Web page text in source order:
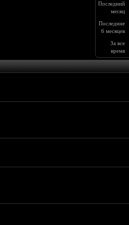
Последний
месяц
Последние
6 месяцев
За все
время